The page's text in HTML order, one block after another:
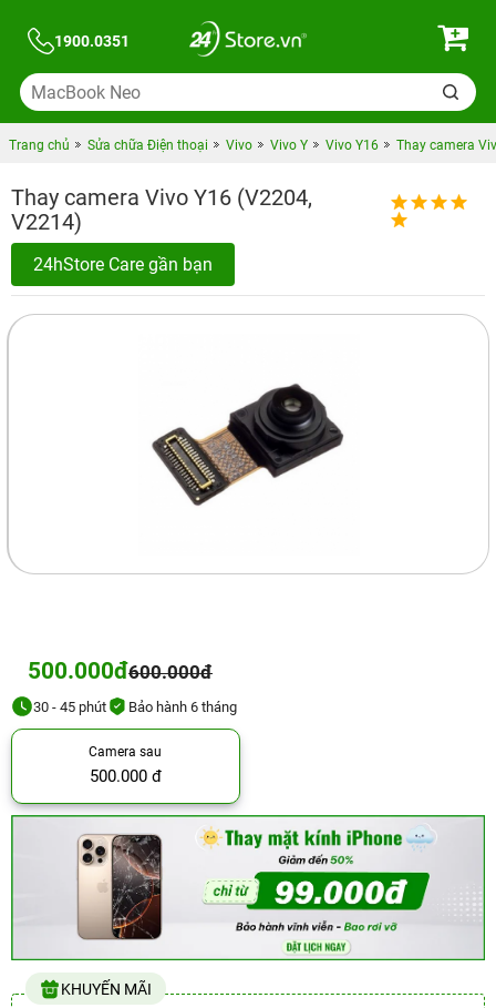
1900.0351
Trang chủ Sửa chữa Điện thoại Vivo Vivo Y Vivo Y16 Thay camera
Thay camera Vivo Y16 (V2204,
V2214)
24hStore Care gần bạn
500.000đ600.000đ
30 - 45 phút Bảo hành 6 tháng
Camera sau
500.000 đ
KHUYẾN MÃI